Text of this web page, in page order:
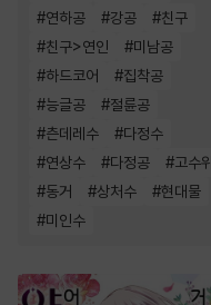
#연하공 #강공 #친구
#친구>연인 #미남공
#하드코어 #집착공
#능글공 #절륜공
#츤데레수 #다정수
#연상수 #다정공 #고수위
#동거 #상처수 #현대물
#미인수